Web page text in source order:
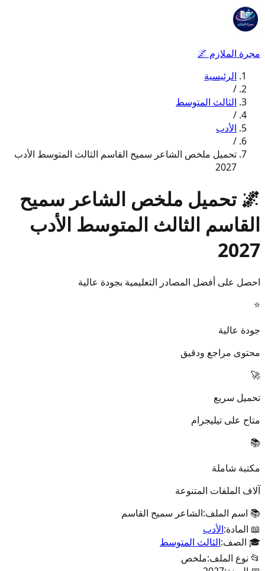
مجرة الملازم 🌌
الرئيسية
/
الثالث المتوسط
/
الأدب
/
تحميل ملخص الشاعر سميح القاسم الثالث المتوسط الأدب
2027
🌌 تحميل ملخص الشاعر سميح
القاسم الثالث المتوسط الأدب
2027
احصل على أفضل المصادر التعليمية بجودة عالية
⭐
جودة عالية
محتوى مراجع ودقيق
🚀
تحميل سريع
متاح على تيليجرام
📚
مكتبة شاملة
آلاف الملفات المتنوعة
📚 اسم الملف:الشاعر سميح القاسم
📖 المادة:الأدب
🎓 الصف:الثالث المتوسط
📂 نوع الملف:ملخص